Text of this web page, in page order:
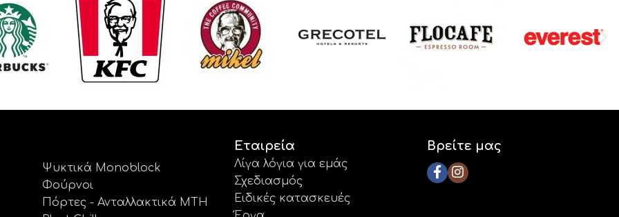
Ψυκτικά Monoblock
Φούρνοι
Πόρτες - Ανταλλακτικά MTH
Εταιρεία
Λίγα λόγια για εμάς
Σχεδιασμός
Ειδικές κατασκευές
Βρείτε μας